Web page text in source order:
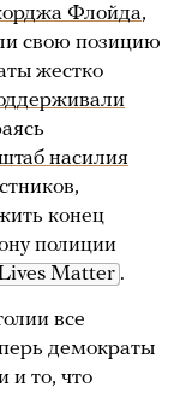
Флойда,
свою позицию
жестко
насилия
конец
полиции
Matter .
все
демократы
и то, что